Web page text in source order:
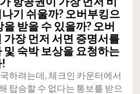
기 쉬울까? 오버부킹으
받을 수 있을까? 오버
가장 먼저 서면 증명서를
및 숙박 보상을 요청하는
하려는데, 체크인 카운터에서
탑승할 수 없다는 통보를 받으